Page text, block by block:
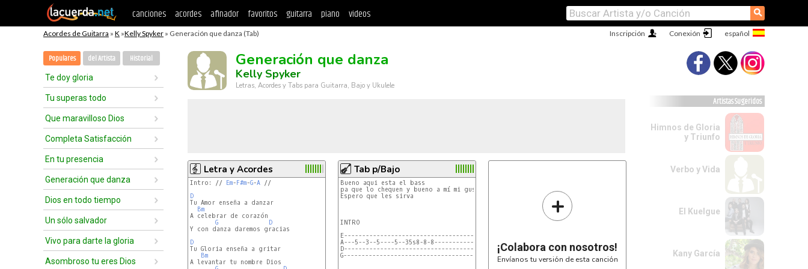
canciones acordes afinador favoritos guitarra piano videos ⚲
Acordes de Guitarra » K »Kelly Spyker » Generación que danza (Tab) Conexión
Inscripción
Populares del Artista Historial
Te doy gloria
Tu superas todo
Que maravilloso Dios
Completa Satisfacción
En tu presencia
Generación que danza
Dios en todo tiempo
Un sólo salvador
Vivo para darte la gloria
Asombroso tu eres Dios
Generación que danza
Kelly Spyker
Letras, Acordes y Tabs para Guitarra, Bajo y Ukulele
Letra y Acordes
Intro: // Em-F#m-G-A //
D
Bm
A celebrar de corazón
G
D
Y con danza daremos gracias
D
Bm
A levantar tu nombre Dios
Tab p/Bajo
Bueno aqui esta el bass
pa que lo chequen y bueno a mí mi gusto se oye bien ok
Espero que les sirva
INTRO
E----------------------------------------------------------------|
A---5--3--5----5--35s8-8-8-----------20--2-------2--0--2s8-8-8-|
D----------------------------------------------------------------|
G----------------------------------------------------------------|
+
¡Colabora con nosotros!
Envíanos tu versión de esta canción
Artistas Sugeridos
Himnos de Gloria
y Triunfo
Verbo y Vida
El Kuelgue
Kany García